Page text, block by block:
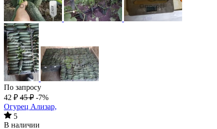
По запросу
42 ₽ 45 ₽ -7%
Огурец Ализар,
5
В наличии